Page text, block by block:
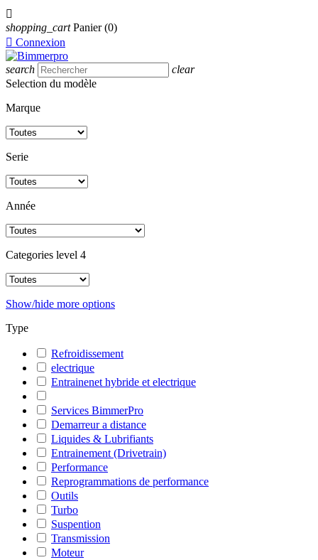

shopping_cart Panier (0)
 Connexion
search
clear
Selection du modèle
Marque
Serie
Année
Categories level 4
Show/hide more options
Type
Refroidissement
electrique
Entrainenet hybride et electrique
Services BimmerPro
Demarreur a distance
Liquides & Lubrifiants
Entrainement (Drivetrain)
Performance
Reprogrammations de performance
Outils
Turbo
Suspention
Transmission
Moteur